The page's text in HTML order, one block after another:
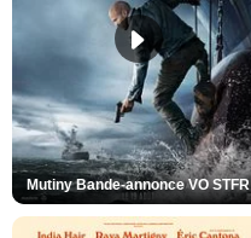
Mutiny Bande-annonce VO STFR